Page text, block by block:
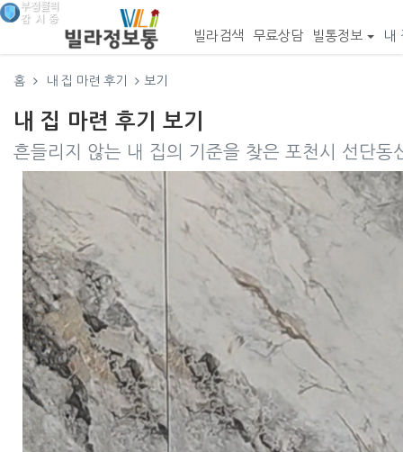
빌라검색 무료상담 빌통정보 내
홈 내 집 마련 후기 보기
내 집 마련 후기 보기
흔들리지 않는 내 집의 기준을 찾은 포천시 선단동